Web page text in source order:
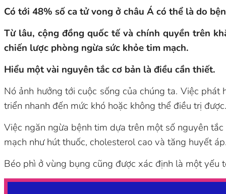
Có tới 48% số ca tử vong ở châu Á có thể là do
Từ lâu, cộng đồng quốc tế và chính quyền trên
chiến lược phòng ngừa sức khỏe tim mạch.
Hiểu một vài nguyên tắc cơ bản là điều cần thiết.
Nó ảnh hưởng tới cuộc sống của chúng ta. Việc
triển nhanh đến mức khó hoặc không thể điều trị
Việc ngăn ngừa bệnh tim dựa trên một số nguyên
mạch như hút thuốc, cholesterol cao và tăng huyết
Béo phì ở vùng bụng cũng được xác định là một